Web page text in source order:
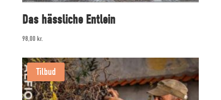
Das hässliche Entlein
98,00 kr.
Tilbud